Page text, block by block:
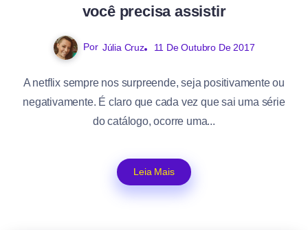
você precisa assistir
Por Júlia Cruz 11 De Outubro De 2017
A netflix sempre nos surpreende, seja positivamente ou
negativamente. É claro que cada vez que sai uma série
do catálogo, ocorre uma...
Leia Mais